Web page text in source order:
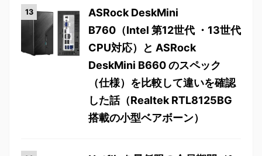
ASRock DeskMini
B760（Intel 第12世代 ・13世代
CPU対応）と ASRock
DeskMini B660 のスペック
（仕様）を比較して違いを確認
した話（Realtek RTL8125BG
搭載の小型ベアボーン）